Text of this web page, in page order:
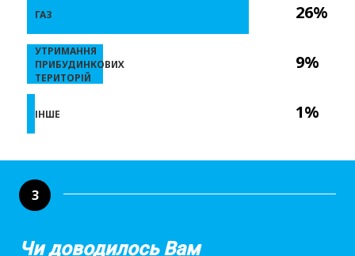
26%
9%
1%
ГАЗ
УТРИМАННЯ
ПРИБУДИНКОВИХ
ТЕРИТОРІЙ
ІНШЕ
3
Чи доводилось Вам